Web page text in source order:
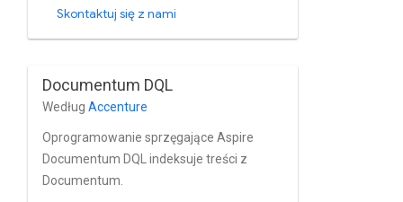
właściwościami z Documentum w pobliżu
Documentum z wbudowanym
zarządzaniem użytkownikami i grupami.
Skontaktuj się z nami
Documentum DQL
Według Accenture
Oprogramowanie sprzęgające Aspire
Documentum DQL indeksuje treści z
Documentum.